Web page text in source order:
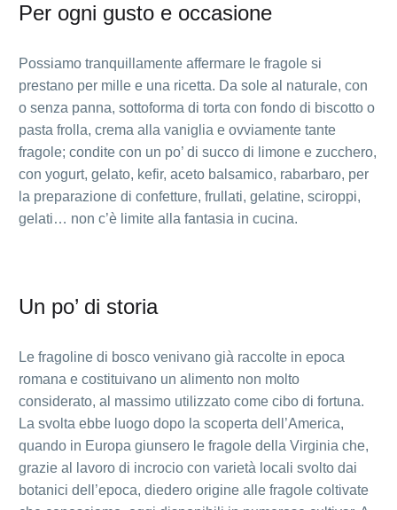
Per ogni gusto e occasione
Possiamo tranquillamente affermare le fragole si
prestano per mille e una ricetta. Da sole al naturale, con
o senza panna, sottoforma di torta con fondo di biscotto o
pasta frolla, crema alla vaniglia e ovviamente tante
fragole; condite con un po’ di succo di limone e zucchero,
con yogurt, gelato, kefir, aceto balsamico, rabarbaro, per
la preparazione di confetture, frullati, gelatine, sciroppi,
gelati… non c’è limite alla fantasia in cucina.
Un po’ di storia
Le fragoline di bosco venivano già raccolte in epoca
romana e costituivano un alimento non molto
considerato, al massimo utilizzato come cibo di fortuna.
La svolta ebbe luogo dopo la scoperta dell’America,
quando in Europa giunsero le fragole della Virginia che,
grazie al lavoro di incrocio con varietà locali svolto dai
botanici dell’epoca, diedero origine alle fragole coltivate